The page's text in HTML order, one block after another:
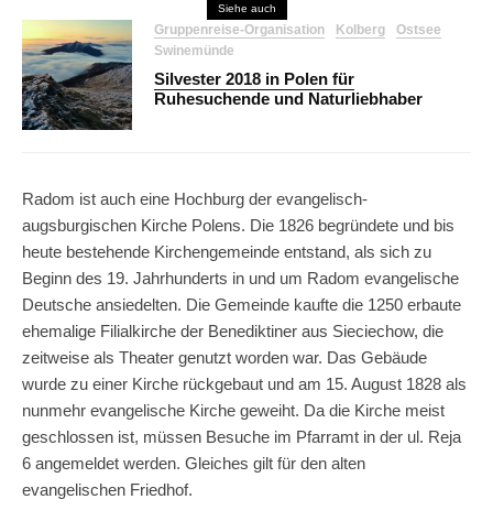
Siehe auch
Gruppenreise-Organisation Kolberg
Ostsee
Swinemünde
Silvester 2018 in Polen für
Ruhesuchende und Naturliebhaber
Radom ist auch eine Hochburg der evangelisch-
augsburgischen Kirche Polens. Die 1826 begründete und bis
heute bestehende Kirchengemeinde entstand, als sich zu
Beginn des 19. Jahrhunderts in und um Radom evangelische
Deutsche ansiedelten. Die Gemeinde kaufte die 1250 erbaute
ehemalige Filialkirche der Benediktiner aus Sieciechow, die
zeitweise als Theater genutzt worden war. Das Gebäude
wurde zu einer Kirche rückgebaut und am 15. August 1828 als
nunmehr evangelische Kirche geweiht. Da die Kirche meist
geschlossen ist, müssen Besuche im Pfarramt in der ul. Reja
6 angemeldet werden. Gleiches gilt für den alten
evangelischen Friedhof.